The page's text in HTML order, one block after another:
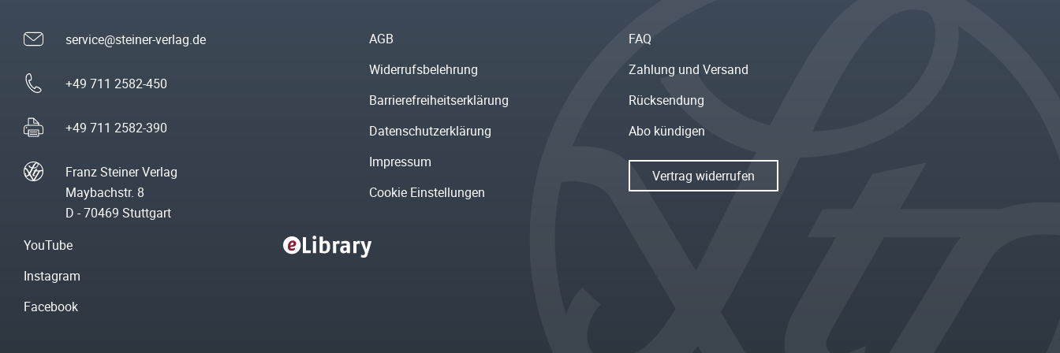
service@steiner-verlag.de
+49 711 2582-450
+49 711 2582-390
Franz Steiner Verlag
Maybachstr. 8
D - 70469 Stuttgart
AGB
Widerrufsbelehrung
Barrierefreiheitserklärung
Datenschutzerklärung
Impressum
Cookie Einstellungen
FAQ
Zahlung und Versand
Rücksendung
Abo kündigen
Vertrag widerrufen
YouTube
Instagram
Facebook